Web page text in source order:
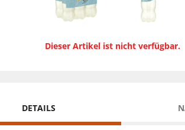
Dieser Artikel ist nicht verfügbar.
DETAILS